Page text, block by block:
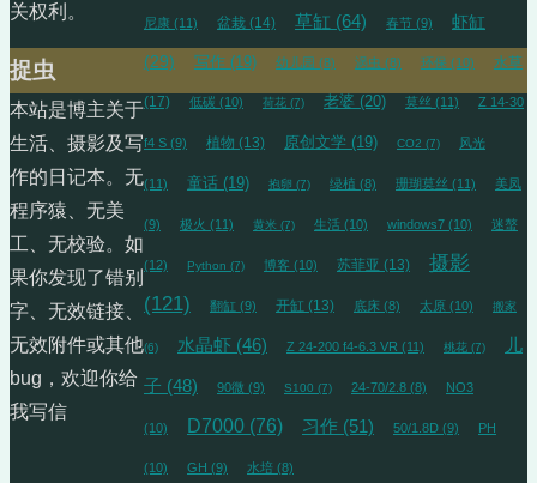
尼康 (11) 盆栽 (14) 草缸 (64) 春节 (9) 虾缸
(29) 写作 (19) 幼儿园 (8) 涡虫 (8) 环保 (10) 水草
(17) 低碳 (10) 荷花 (7) 老婆 (20) 莫丝 (11) Z 14-30
f4 S (9) 植物 (13) 原创文学 (19) CO2 (7) 风光
(11) 童话 (19) 抱卵 (7) 绿植 (8) 珊瑚莫丝 (11) 美凤
(9) 极火 (11) 黄米 (7) 生活 (10) windows7 (10) 迷螯
(12) Python (7) 博客 (10) 苏菲亚 (13)
摄影
(121)
翻缸 (9) 开缸 (13) 底床 (8) 太原 (10) 搬家
(6) 水晶虾 (46) Z 24-200 f4-6.3 VR (11) 桃花 (7) 儿
子 (48) 90微 (9) S100 (7) 24-70/2.8 (8) NO3
(10) D7000 (76) 习作 (51) 50/1.8D (9) PH
(10) GH (9) 水培 (8)
关权利。
捉虫
本站是博主关于
生活、摄影及写
作的日记本。无
程序猿、无美
工、无校验。如
果你发现了错别
字、无效链接、
无效附件或其他
bug，欢迎你给
我写信